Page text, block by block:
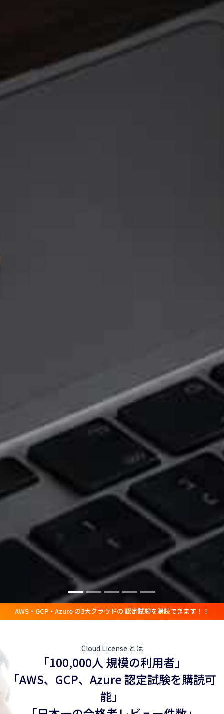
AWS・GCP・Azure の3大クラウドの 認定試験を購読できます！！
Cloud License とは
「100,000人 規模の利用者」
「AWS、GCP、Azure 認定試験を購読可
能」